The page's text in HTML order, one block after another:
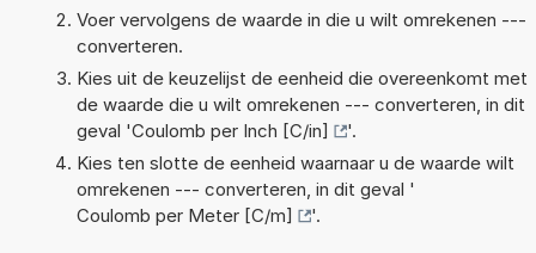
Voer vervolgens de waarde in die u wilt omrekenen ---
converteren.
Kies uit de keuzelijst de eenheid die overeenkomt met
de waarde die u wilt omrekenen --- converteren, in dit
geval 'Coulomb per Inch [C/in]
'.
Kies ten slotte de eenheid waarnaar u de waarde wilt
omrekenen --- converteren, in dit geval '
Coulomb per Meter [C/m]
'.